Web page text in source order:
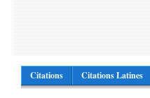
Citations Citations Latines